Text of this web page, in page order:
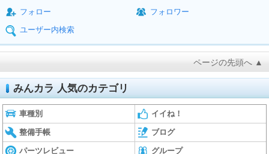
フォロー
フォロワー
ユーザー内検索
ページの先頭へ ▲
みんカラ 人気のカテゴリ
車種別 イイね！
整備手帳 ブログ
パーツレビュー グループ